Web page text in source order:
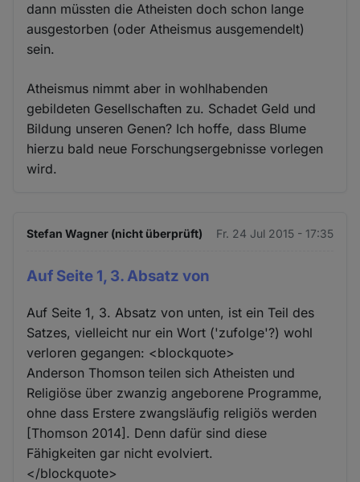
dann müssten die Atheisten doch schon lange
ausgestorben (oder Atheismus ausgemendelt)
sein.
Atheismus nimmt aber in wohlhabenden
gebildeten Gesellschaften zu. Schadet Geld und
Bildung unseren Genen? Ich hoffe, dass Blume
hierzu bald neue Forschungsergebnisse vorlegen
wird.
Stefan Wagner (nicht überprüft) Fr. 24 Jul 2015 - 17:35
Auf Seite 1, 3. Absatz von
Auf Seite 1, 3. Absatz von unten, ist ein Teil des
Satzes, vielleicht nur ein Wort ('zufolge'?) wohl
verloren gegangen: <blockquote>
Anderson Thomson teilen sich Atheisten und
Religiöse über zwanzig angeborene Programme,
ohne dass Erstere zwangsläufig religiös werden
[Thomson 2014]. Denn dafür sind diese
Fähigkeiten gar nicht evolviert.
</blockquote>